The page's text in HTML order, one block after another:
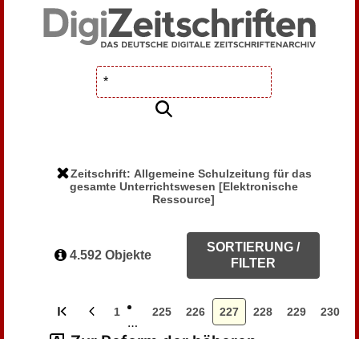
Zeitschrift: Allgemeine Schulzeitung für das
gesamte Unterrichtswesen [Elektronische
Ressource]
4.592 Objekte
SORTIERUNG /
FILTER
1
…
225 226 227 228 229 230